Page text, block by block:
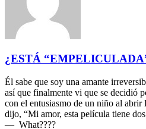
¿ESTÁ
Él sabe que soy una amante
así que finalmente vi que se decidió
con el entusiasmo de un niño al
dijo, “Mi amor, esta película tiene
— What????